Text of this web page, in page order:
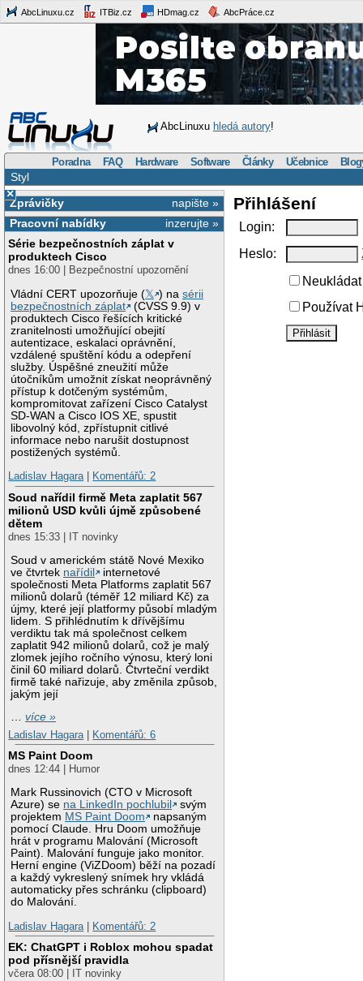
AbcLinuxu.cz ITBiz.cz HDmag.cz AbcPráce.cz
AbcLinuxu hledá autory!
Poradna FAQ Hardware Software Články Učebnice
Styl
×
napište »
Zprávičky
inzerujte »
Pracovní nabídky
Série bezpečnostních záplat v
produktech Cisco
dnes 16:00 | Bezpečnostní upozornění
Vládní CERT upozorňuje (𝕏 ) nasérii
bezpečnostních záplat
(CVSS 9.9) v
produktech Cisco řešících kritické
zranitelnosti umožňující obejití
autentizace, eskalaci oprávnění,
vzdálené spuštění kódu a odepření
služby. Úspěšné zneužití může
útočníkům umožnit získat neoprávněný
přístup k dotčeným systémům,
kompromitovat zařízení Cisco Catalyst
SD-WAN a Cisco IOS XE, spustit
libovolný kód, zpřístupnit citlivé
informace nebo narušit dostupnost
postižených systémů.
Ladislav Hagara| Komentářů: 2
Soud nařídil firmě Meta zaplatit 567
milionů USD kvůli újmě způsobené
dětem
dnes 15:33 | IT novinky
Soud v americkém státě Nové Mexiko
ve čtvrtek nařídil
internetové
společnosti Meta Platforms zaplatit 567
milionů dolarů (téměř 12 miliard Kč) za
újmy, které její platformy působí mladým
lidem. S přihlédnutím k dřívějšímu
verdiktu tak má společnost celkem
zaplatit 942 milionů dolarů, což je malý
zlomek jejího ročního výnosu, který loni
činil 60 miliard dolarů. Čtvrteční verdikt
firmě také nařizuje, aby změnila způsob,
jakým její
…více »
Ladislav Hagara
Komentářů: 6
MS Paint Doom
dnes 12:44 | Humor
Mark Russinovich (CTO v Microsoft
Azure) se na LinkedIn pochlubil
svým
projektem MS Paint Doom
napsaným
pomocí Claude. Hru Doom umožňuje
hrát v programu Malování (Microsoft
Paint). Malování funguje jako monitor.
Herní engine (ViZDoom) běží na pozadí
a každý vykreslený snímek hry vkládá
automaticky přes schránku (clipboard)
do Malování.
Ladislav Hagara
Komentářů: 2
EK: ChatGPT i Roblox mohou spadat
pod přísnější pravidla
včera 08:00 | IT novinky
Přihlášení
Login:
Heslo:
Používat